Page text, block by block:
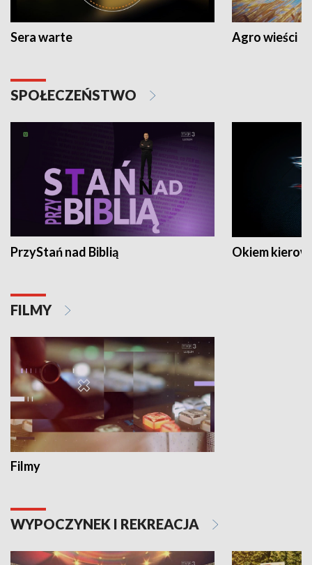
Sera warte Agro wieści
SPOŁECZEŃSTWO
PrzyStań nad Biblią Okiem
FILMY
Filmy
WYPOCZYNEK I REKREACJA